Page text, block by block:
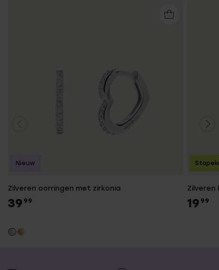
Zilveren oorringen met zirkonia
39 99
Nieuw
Zilveren
19 99